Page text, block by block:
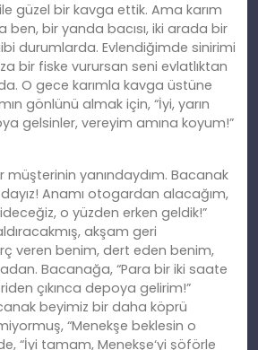
güzel bir kavga ettik. Ama karım
ben, bir yanda bacısı, iki arada bir
durumlarda. Evlendiğimde sinirimi
bir fiske vurursan seni evlatlıktan
O gece karımla kavga üstüne
gönlünü almak için, “İyi, yarın
gelsinler, vereyim amına koyum!”
müşterinin yanındaydım. Bacanak
Anamı otogardan alacağım,
o yüzden erken geldik!”
akşam geri
veren benim, dert eden benim,
Bacanağa, “Para bir iki saate
çıkınca depoya gelirim!”
beyimiz bir daha köprü
“Menekşe beklesin o
“İyi tamam, Menekşe‘yi şöförle